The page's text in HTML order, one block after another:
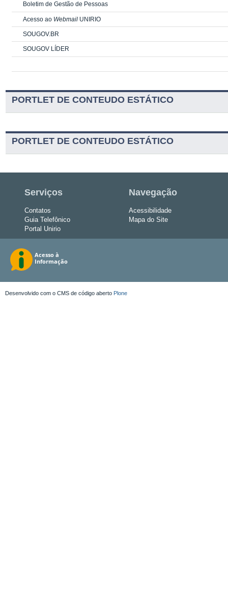
Boletim de Gestão de Pessoas
Acesso ao Webmail UNIRIO
SOUGOV.BR
SOUGOV LÍDER
PORTLET DE CONTEUDO ESTÁTICO
PORTLET DE CONTEUDO ESTÁTICO
Serviços
Contatos
Guia Telefônico
Portal Unirio
Navegação
Acessibilidade
Mapa do Site
Desenvolvido com o CMS de código aberto Plone